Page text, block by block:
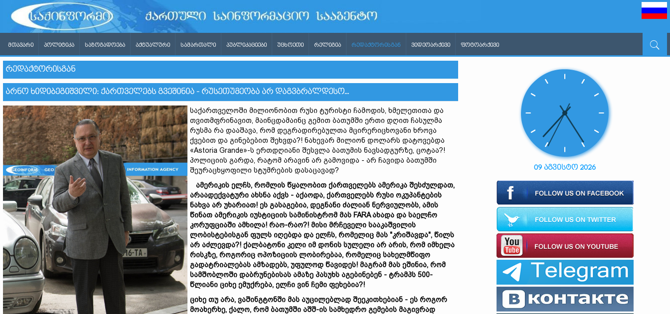
ᲛᲗᲐᲕᲐᲠᲘ ᲞᲝᲚᲘᲢᲘᲙᲐ ᲡᲐᲖᲝᲒᲐᲓᲝᲔᲑᲐ ᲐᲥᲢᲣᲐᲚᲣᲠᲘ ᲡᲐᲛᲐᲠᲗᲐᲚᲘ ᲞᲣᲑᲚᲘᲙᲐᲪᲘᲔᲑᲘ ᲣᲪᲮᲝᲔᲗᲘ ᲠᲔᲚᲘᲒᲘᲐ ᲠᲔᲓᲐᲥᲢᲝᲠᲘᲡᲒᲐᲜ ᲕᲘᲓᲔᲝᲐᲠᲥᲘᲕᲘ ᲤᲝᲢᲝᲐᲠᲥᲘᲕᲘ
ᲠᲔᲓᲐᲥᲢᲝᲠᲘᲡᲒᲐᲜ
ᲐᲠᲜᲝ ᲮᲘᲓᲘᲑᲔᲒᲘᲨᲕᲘᲚᲘ: ᲥᲐᲠᲗᲕᲔᲚᲔᲑᲡ ᲒᲕᲔᲨᲘᲜᲘᲐ - ᲠᲣᲡᲔᲗᲣᲛᲔᲝᲑᲐ ᲐᲠ ᲓᲐᲒᲕᲑᲠᲐᲚᲓᲔᲡᲝ...
საქართველოში მილიონობით რუსი ტურისტი ჩამოდის, ხმელეთითა და
თვითმფრინავით, მაინცდამაინც გემით ბათუმში ერთი დღით ჩასულმა
რუსმა რა დააშავა, რომ დეგრადირებულთა მცირერიცხოვანი ხროვა
ქვებით და გინებებით შეხვდა?! ნახევარ მილიონ დოლარს დატოვებდა
«Astoria Grande»-ს ერთდღიანი შესვლა ბათუმის ნავსადგურზე, ცოტაა?!
პოლიციის გარდა, რატომ არავინ არ გამოვიდა - არ ჩავიდა ბათუმში
შეურაცხყოფილი სტუმრების დასაცავად?
ამერიკის ელჩს, რომლის წყალობით ქართველებს ამერიკა შესძულდათ,
არაადექვატური ახსნა აქვს - აქაოდა, ქართველებს რუსი ოკუპანტების
ნახვა არ უხარიათ! ეს გასაგებია, დეგნანი ძალიან ნერვიულობს, ამის
წინათ ამერიკის იუსტიციის სამინისტრომ მას FARAახადა და საელჩო
კორუფციაში ამხილა! რაო-რაო?! მისი მრჩეველი სააკაშვილის
ლობისტებისგან ფულს იღებდა და ელჩს, რომელიც მას "კრიშავდა", წილს
არ აძლევდა?! ქალბატონი კელი იმ დონის სულელი არ არის, რომ იმხელა
რისკზე, როგორიც ოპოზიციის ლობირებაა, რომელიც სახელმწიფო
გადატრიალებას ამზადებს, უფულოდ წავიდეს! მაგრამ მას ეშინია, რომ
სამშობლოში დაბრუნებისას ამაზე პასუხს აგებინებენ - ტრამპს 500-
წლიანი ციხე ემუქრება, ელჩი ვინ ჩემი ფეხებია?!
ციხე თუ არა, ვაშინგტონში მას აუცილებლად შეეკითხებიან - ეს როგორ
მოახერხე, ქალო, რომ ბათუმში აშშ-ის სამხედრო გემების მაგივრად
09 აგვისტო 2026